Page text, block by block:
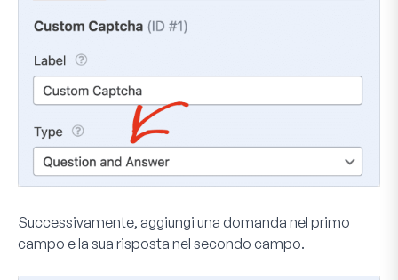
Successivamente, aggiungi una domanda nel primo
campo e la sua risposta nel secondo campo.